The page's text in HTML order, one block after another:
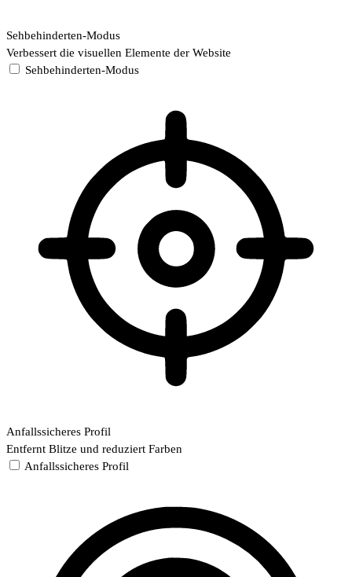
Sehbehinderten-Modus
Verbessert die visuellen Elemente der Website
Sehbehinderten-Modus
Anfallssicheres Profil
Entfernt Blitze und reduziert Farben
Anfallssicheres Profil